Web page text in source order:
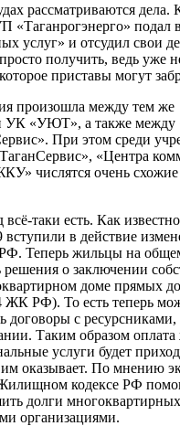
рассматриваются дела.
«Таганрогэнерго» подал
услуг» и отсудил свои
получить, ведь уже
приставы могут
произошла между тем же
УК «УЮТ», а также
При этом среди
«Центра
числятся очень
таки есть. Как
в действие
Теперь жильцы на
решения о заключении
доме прямых
ЖК РФ). То есть теперь
договоры с
Таким образом оплата
услуги будет
оказывает. По мнению
кодексе РФ
долги
организациями.